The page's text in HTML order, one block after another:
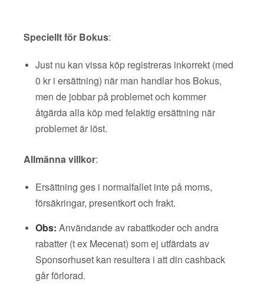
Speciellt för Bokus:
Just nu kan vissa köp registreras inkorrekt (med
0 kr i ersättning) när man handlar hos Bokus,
men de jobbar på problemet och kommer
åtgärda alla köp med felaktig ersättning när
problemet är löst.
Allmänna villkor:
Ersättning ges i normalfallet inte på moms,
försäkringar, presentkort och frakt.
Obs: Användande av rabattkoder och andra
rabatter (t ex Mecenat) som ej utfärdats av
Sponsorhuset kan resultera i att din cashback
går förlorad.